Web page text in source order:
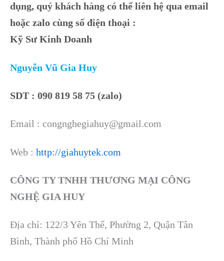
dụng, quý khách hàng có thể liên hệ qua email
hoặc zalo cùng số điện thoại :
Kỹ Sư Kinh Doanh
Nguyễn Vũ Gia Huy
SDT : 090 819 58 75 (zalo)
Email : congnghegiahuy@gmail.com
Web : http://giahuytek.com
CÔNG TY TNHH THƯƠNG MẠI CÔNG
NGHỆ GIA HUY
Địa chỉ: 122/3 Yên Thế, Phường 2, Quận Tân
Bình, Thành phố Hồ Chí Minh